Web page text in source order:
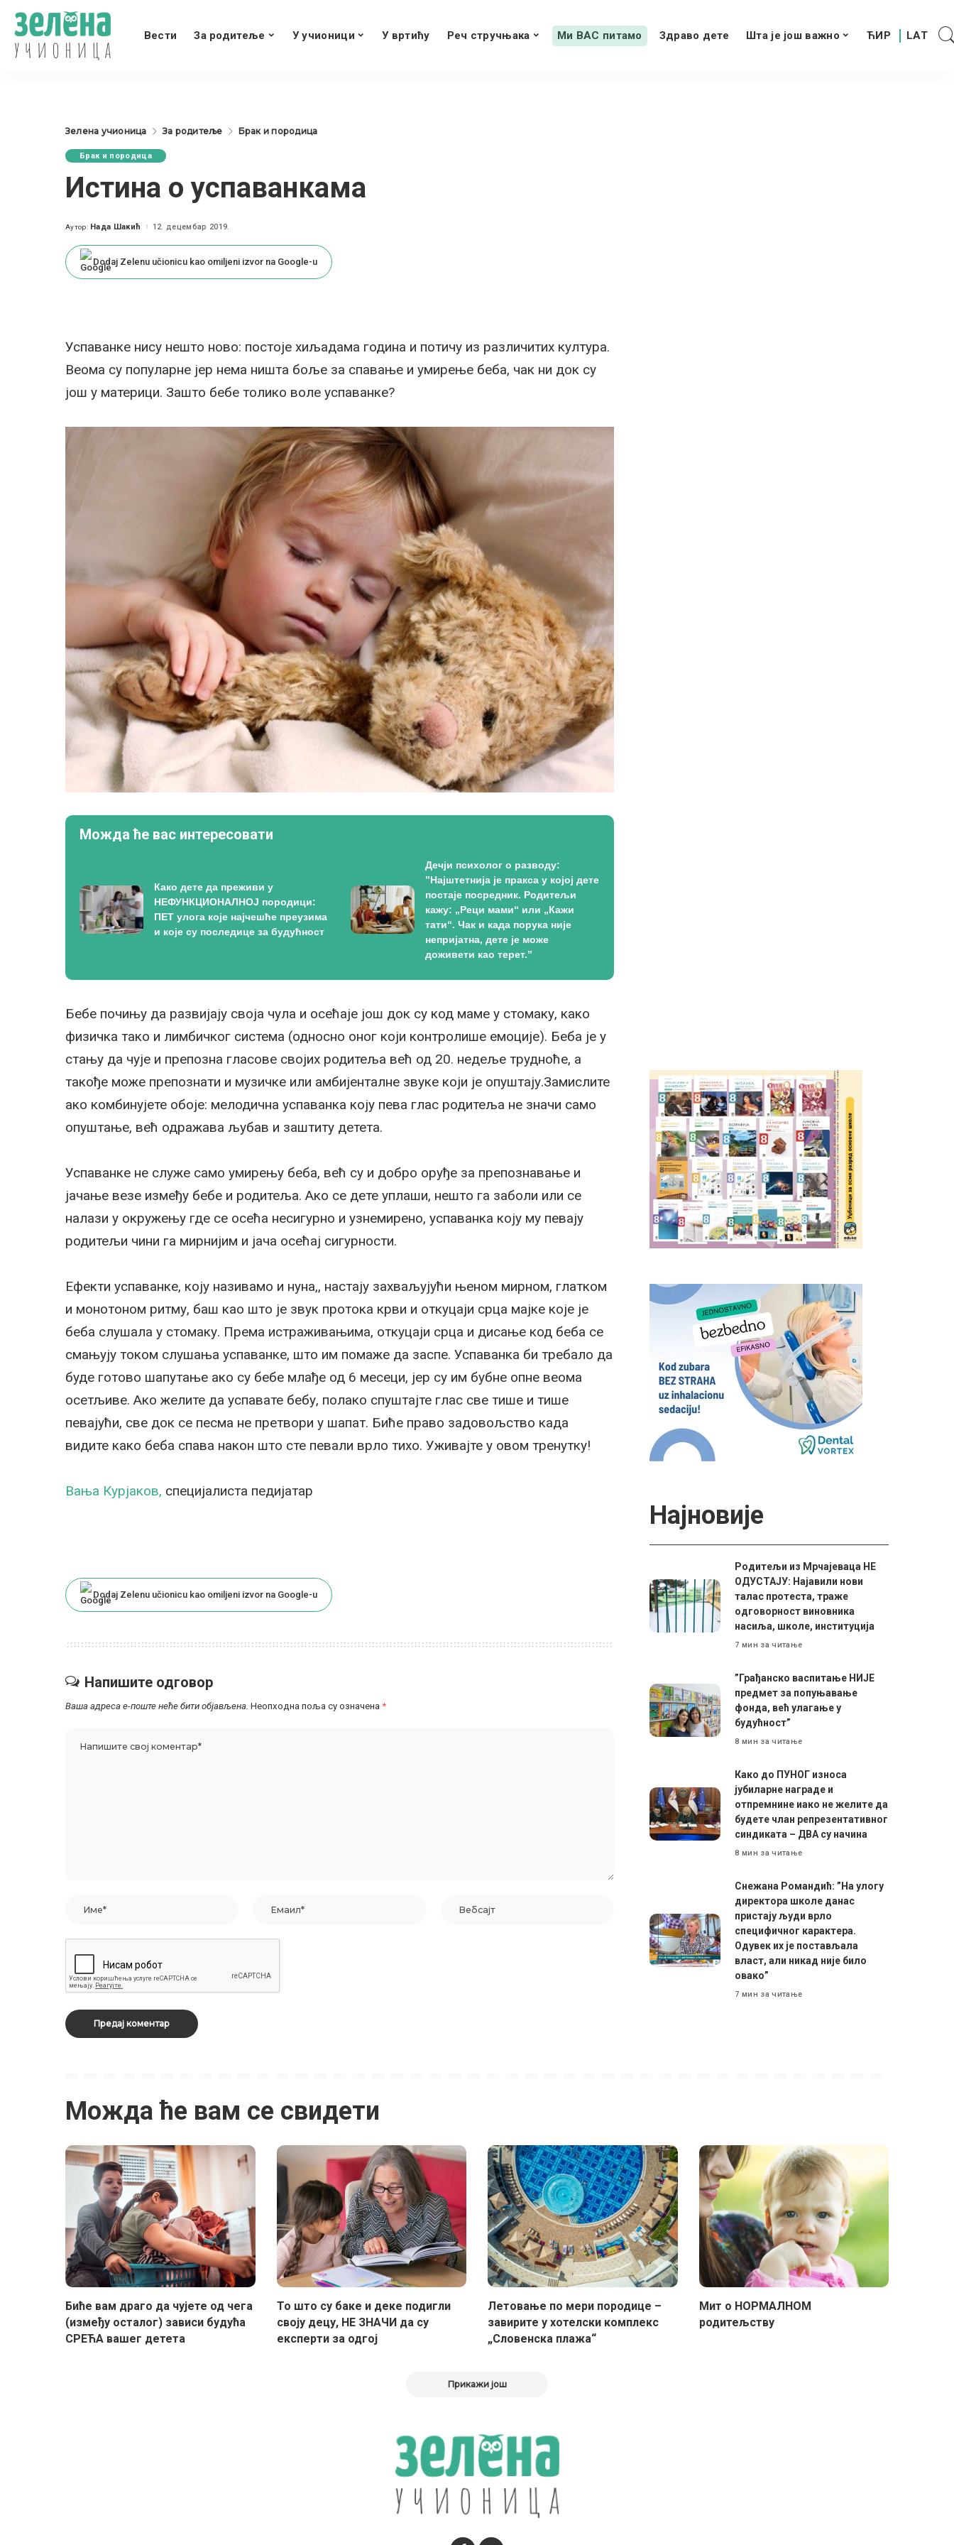
Вести За родитеље У учионици У вртићу Реч стручњака Ми ВАС питамо Здраво дете Шта је још важно
Зелена учионица За родитеље Брак и породица
Брак и породица
Истина о успаванкама
Posted
Аутор: Нада Шакић 12. децембар 2019.
Dodaj Zelenu učionicu kao omiljeni izvor na Google-u
Успаванке нису нешто ново: постоје хиљадама година и потичу из различитих култура.
Веома су популарне јер нема ништа боље за спавање и умирење беба, чак ни док су
још у материци. Зашто бебе толико воле успаванке?
Можда ће вас интересовати
Како дете да преживи у
НЕФУНКЦИОНАЛНОЈ породици:
ПЕТ улога које најчешће преузима
и које су последице за будућност
Дечји психолог о разводу:
”Најштетнија је пракса у којој дете
постаје посредник. Родитељи
кажу: „Реци мами“ или „Кажи
тати“. Чак и када порука није
непријатна, дете је може
доживети као терет.”
Бебе почињу да развијају своја чула и осећаје још док су код маме у стомаку, како
физичка тако и лимбичког система (односно оног који контролише емоције). Беба је у
стању да чује и препозна гласове својих родитеља већ од 20. недеље трудноће, а
такође може препознати и музичке или амбијенталне звуке који је опуштају.Замислите
ако комбинујете обоје: мелодична успаванка коју пева глас родитеља не значи само
опуштање, већ одражава љубав и заштиту детета.
Успаванке не служе само умирењу беба, већ су и добро оруђе за препознавање и
јачање везе између бебе и родитеља. Ако се дете уплаши, нешто га заболи или се
налази у окружењу где се осећа несигурно и узнемирено, успаванка коју му певају
родитељи чини га мирнијим и јача осећај сигурности.
Ефекти успаванке, коју називамо и нуна,, настају захваљујући њеном мирном, глатком
и монотоном ритму, баш као што је звук протока крви и откуцаји срца мајке које је
беба слушала у стомаку. Према истраживањима, откуцаји срца и дисање код беба се
смањују током слушања успаванке, што им помаже да заспе. Успаванка би требало да
буде готово шапутање ако су бебе млађе од 6 месеци, јер су им бубне опне веома
осетљиве. Ако желите да успавате бебу, полако спуштајте глас све тише и тише
певајући, све док се песма не претвори у шапат. Биће право задовољство када
видите како беба спава након што сте певали врло тихо. Уживајте у овом тренутку!
Вања Курјаков, специјалиста педијатар
Dodaj Zelenu učionicu kao omiljeni izvor na Google-u
Напишите одговор
Ваша адреса е-поште неће бити објављена. Неопходна поља су означена *
Најновије
Родитељи из Мрчајеваца НЕ
ОДУСТАЈУ: Најавили нови
талас протеста, траже
одговорност виновника
насиља, школе, институција
7 мин за читање
”Грађанско васпитање НИЈЕ
предмет за попуњавање
фонда, већ улагање у
будућност”
8 мин за читање
Како до ПУНОГ износа
јубиларне награде и
отпремнине иако не желите да
будете члан репрезентативног
синдиката – ДВА су начина
8 мин за читање
Снежана Романдић: ”На улогу
директора школе данас
пристају људи врло
специфичног карактера.
Одувек их је постављала
власт, али никад није било
овако”
7 мин за читање
Можда ће вам се свидети
Биће вам драго да чујете од чега
(између осталог) зависи будућа
СРЕЋА вашег детета
То што су баке и деке подигли
своју децу, НЕ ЗНАЧИ да су
експерти за одгој
Летовање по мери породице –
завирите у хотелски комплекс
„Словенска плажа“
Мит о НОРМАЛНОМ
родитељству
Прикажи још